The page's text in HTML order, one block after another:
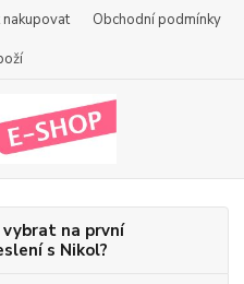
nakupovat Obchodní podmínky
vybrat na první
s Nikol?